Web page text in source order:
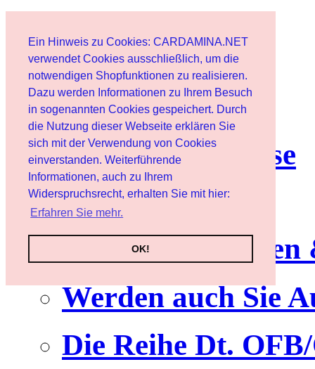
Ein Hinweis zu Cookies: CARDAMINA.NET
verwendet Cookies ausschließlich, um die
notwendigen Shopfunktionen zu realisieren.
Dazu werden Informationen zu Ihrem Besuch
in sogenannten Cookies gespeichert. Durch
die Nutzung dieser Webseite erklären Sie
sich mit der Verwendung von Cookies
einverstanden. Weiterführende
Informationen, auch zu Ihrem
Widerspruchsrecht, erhalten Sie mit hier:
Erfahren Sie mehr.
OK!
Benutzer
Newsletter
Nutzungshinweise
Service
Werden auch Sie
Die Reihe Dt.